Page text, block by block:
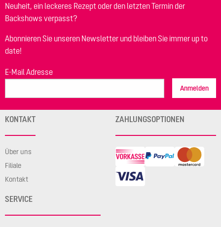
Neuheit, ein leckeres Rezept oder den letzten Termin der
Backshows verpasst?
Abonnieren Sie unseren Newsletter und bleiben Sie immer up to
date!
E-Mail Adresse
Anmelden
KONTAKT
Über uns
Filiale
Kontakt
SERVICE
ZAHLUNGSOPTIONEN